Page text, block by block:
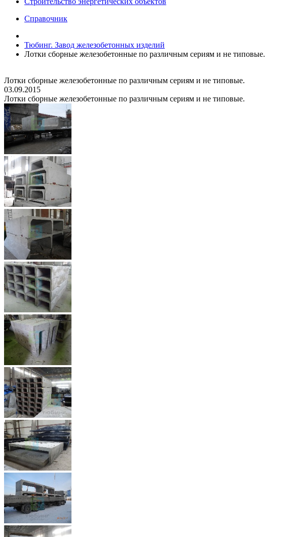
Справочник
Тюбинг. Завод железобетонных изделий
Лотки сборные железобетонные по различным сериям и не типовые.
Лотки сборные железобетонные по различным сериям и не типовые.
03.09.2015
Лотки сборные железобетонные по различным сериям и не типовые.